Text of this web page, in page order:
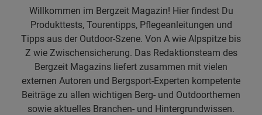
Willkommen im Bergzeit Magazin! Hier findest Du
Produkttests, Tourentipps, Pflegeanleitungen und
Tipps aus der Outdoor-Szene. Von A wie Alpspitze bis
Z wie Zwischensicherung. Das Redaktionsteam des
Bergzeit Magazins liefert zusammen mit vielen
externen Autoren und Bergsport-Experten kompetente
Beiträge zu allen wichtigen Berg- und Outdoorthemen
sowie aktuelles Branchen- und Hintergrundwissen.